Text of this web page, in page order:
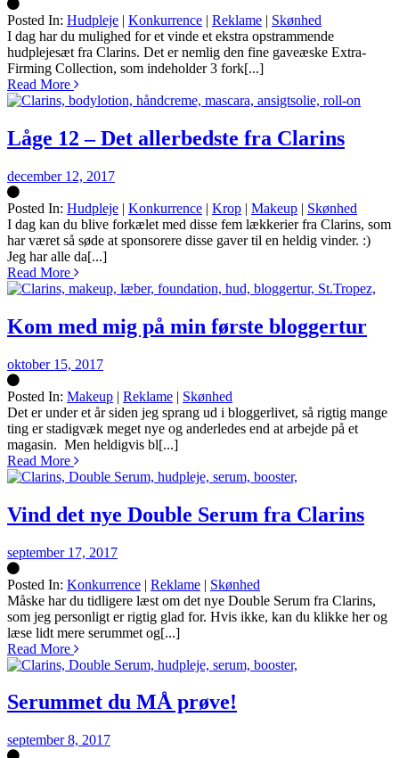
Posted In: Hudpleje | Konkurrence | Reklame | Skønhed
Silke
I dag har du mulighed for et vinde et ekstra opstrammende
hudplejesæt fra Clarins. Det er nemlig den fine gaveæske Extra-
Firming Collection, som indeholder 3 fork[...]
Read More
Låge 12 – Det allerbedste fra Clarins
december 12, 2017
Posted In: Hudpleje | Konkurrence | Krop | Makeup | Skønhed
Silke
I dag kan du blive forkælet med disse fem lækkerier fra Clarins, som
har været så søde at sponsorere disse gaver til en heldig vinder. :)
Jeg har alle da[...]
Read More
Kom med mig på min første bloggertur
oktober 15, 2017
Posted In: Makeup | Reklame | Skønhed
Silke
Det er under et år siden jeg sprang ud i bloggerlivet, så rigtig mange
ting er stadigvæk meget nye og anderledes end at arbejde på et
magasin. Men heldigvis bl[...]
Read More
Vind det nye Double Serum fra Clarins
september 17, 2017
Posted In: Konkurrence | Reklame | Skønhed
Silke
Måske har du tidligere læst om det nye Double Serum fra Clarins,
som jeg personligt er rigtig glad for. Hvis ikke, kan du klikke her og
læse lidt mere serummet og[...]
Read More
Serummet du MÅ prøve!
september 8, 2017